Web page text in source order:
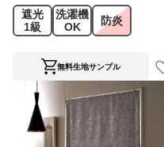
遮光
1級
洗濯機
OK
防炎
無料生地サンプル